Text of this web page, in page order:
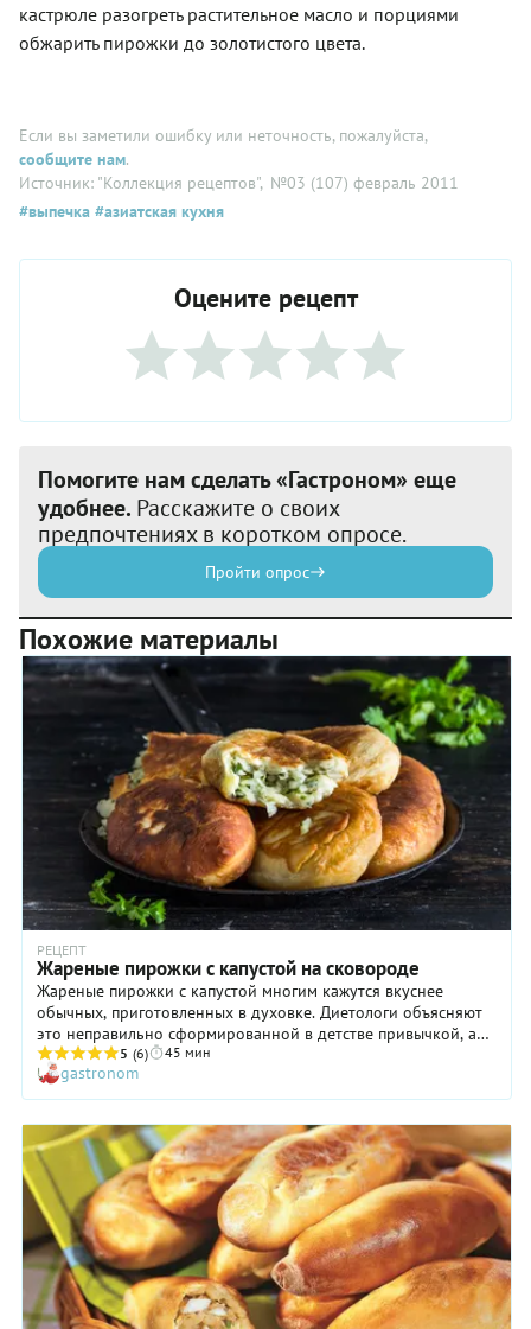
кастрюле разогреть растительное масло и порциями
обжарить пирожки до золотистого цвета.
Если вы заметили ошибку или неточность, пожалуйста,
сообщите нам.
Источник: "Коллекция рецептов", №03 (107) февраль 2011
#выпечка #азиатская кухня
Оцените рецепт
Помогите нам сделать «Гастроном» еще
удобнее. Расскажите о своих
предпочтениях в коротком опросе.
Пройти опрос
Похожие материалы
РЕЦЕПТ
Жареные пирожки с капустой на сковороде
Жареные пирожки с капустой многим кажутся вкуснее
обычных, приготовленных в духовке. Диетологи объясняют
это неправильно сформированной в детстве привычкой, а
обычные люди просто тем, что так вкуснее. Особенно
хороши жареные пирожки с капустой, что называется, с пылу
с жару! Некоторые разламывают их и приправляют хорошей
густой сметаной. Получается, конечно, слишком жирно, но
необыкновенно вкусно. В конце концов, если очень хочется,
то можно! Можно нарушать правила, хотя бы иногда.
Приготовьте жареные пирожки с капустой по нашему
рецепту: устройте настоящий праздник себе и близким!
5 (6) 45 мин
gastronom